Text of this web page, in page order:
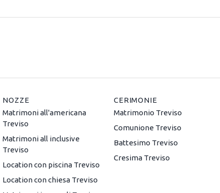
NOZZE
Matrimoni all'americana
Treviso
Matrimoni all inclusive
Treviso
Location con piscina Treviso
Location con chiesa Treviso
CERIMONIE
Matrimonio Treviso
Comunione Treviso
Battesimo Treviso
Cresima Treviso